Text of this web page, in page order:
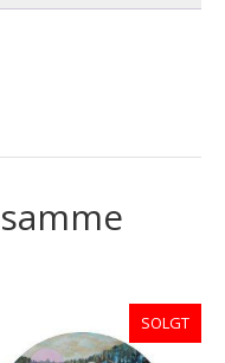
SOLGT